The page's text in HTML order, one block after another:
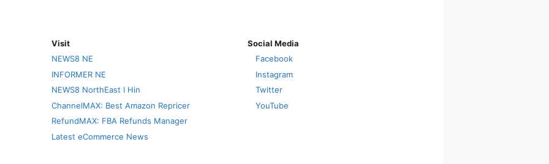
Visit
NEWS8 NE
INFORMER NE
NEWS8 NorthEast I Hin
ChannelMAX: Best Amazon Repricer
RefundMAX: FBA Refunds Manager
Latest eCommerce News
Social Media
Facebook
Instagram
Twitter
YouTube